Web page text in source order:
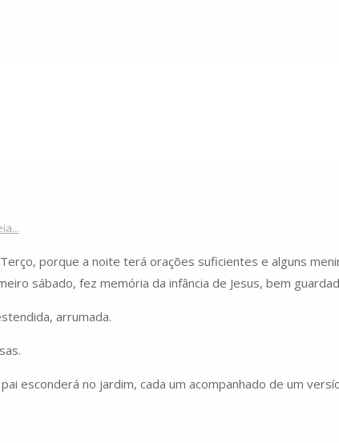
porque a noite terá orações suficientes e alguns
sábado, fez memória da infância de Jesus, bem
arrumada.
esconderá no jardim, cada um acompanhado de um